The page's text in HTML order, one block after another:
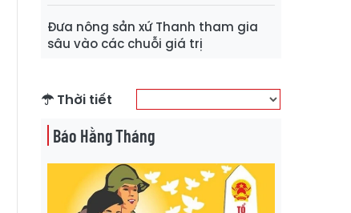
Đưa nông sản xứ Thanh tham gia
sâu vào các chuỗi giá trị
Thời tiết
Báo Hằng Tháng